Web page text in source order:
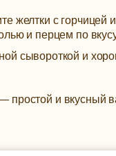
желтки с горчицей
и перцем по
сывороткой и
простой и вкусный